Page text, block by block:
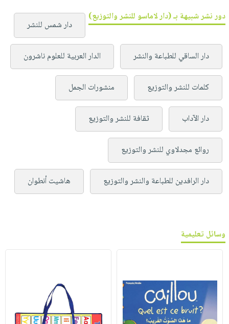
دور نشر شبيهة بـ (دار لاماسو للنشر والتوزيع)
دار شمس للنشر
دار الساقي للطباعة والنشر الدار العربية للعلوم ناشرون
كلمات للنشر والتوزيع منشورات الجمل
دار الآداب ثقافة للنشر والتوزيع
روائع مجدلاوي للنشر والتوزيع
دار الرافدين للطباعة والنشر والتوزيع هاشيت أنطوان
وسائل تعليمية